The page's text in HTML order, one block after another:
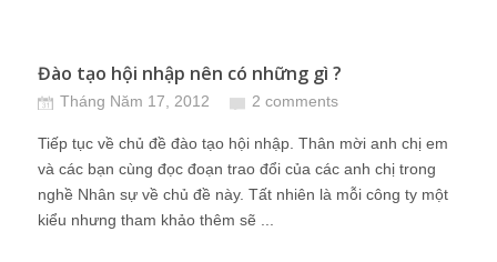
Đào tạo hội nhập nên có những gì ?
Tháng Năm 17, 2012 2 comments
Tiếp tục về chủ đề đào tạo hội nhập. Thân mời anh chị em
và các bạn cùng đọc đoạn trao đổi của các anh chị trong
nghề Nhân sự về chủ đề này. Tất nhiên là mỗi công ty một
kiểu nhưng tham khảo thêm sẽ ...